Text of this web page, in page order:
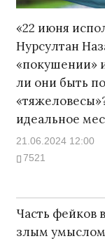
«22 июня
Нурсултан
«покушении»
ли они быть
идеальное
21.06.2024 12:00
7521
Часть фейков
злым умыслом